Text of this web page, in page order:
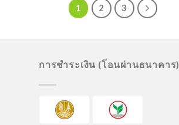
1 2 3
การชำระเงิน (โอนผ่านธนาคาร)